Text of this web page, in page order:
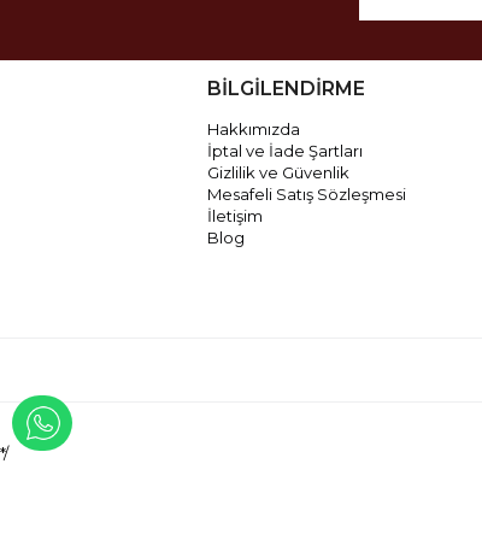
BİLGİLENDİRME
Hakkımızda
İptal ve İade Şartları
Gizlilik ve Güvenlik
Mesafeli Satış Sözleşmesi
İletişim
Blog
*/